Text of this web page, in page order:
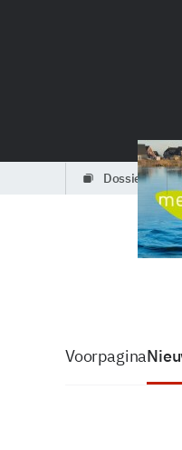
dossiers
Voorpagina